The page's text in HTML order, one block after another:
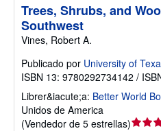
Trees, Shrubs, and
Southwest
Vines, Robert A.
Publicado por University of
ISBN 13: 9780292734142 /
Librer&iacute;a: Better World
Unidos de America
(Vendedor de 5 estrellas)